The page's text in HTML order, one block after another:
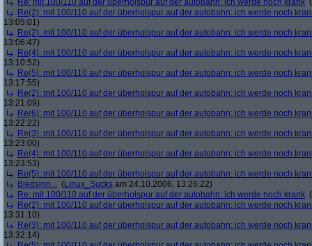
Re: mit 100/110 auf der überholspur auf der autobahn: ich werde noch krank (
Re(2): mit 100/110 auf der überholspur auf der autobahn: ich werde noch
13:05:01)
Re(2): mit 100/110 auf der überholspur auf der autobahn: ich werde noch
13:06:47)
Re(4): mit 100/110 auf der überholspur auf der autobahn: ich werde noch
13:10:52)
Re(5): mit 100/110 auf der überholspur auf der autobahn: ich werde noch
13:17:55)
Re(2): mit 100/110 auf der überholspur auf der autobahn: ich werde noch
13:21:09)
Re(6): mit 100/110 auf der überholspur auf der autobahn: ich werde noch
13:22:22)
Re(3): mit 100/110 auf der überholspur auf der autobahn: ich werde noch
13:23:00)
Re(4): mit 100/110 auf der überholspur auf der autobahn: ich werde noch
13:23:53)
Re(5): mit 100/110 auf der überholspur auf der autobahn: ich werde noch
Bledsinn... (Linux_Sucks am 24.10.2006, 13:26:22)
Re: mit 100/110 auf der überholspur auf der autobahn: ich werde noch krank (
Re(2): mit 100/110 auf der überholspur auf der autobahn: ich werde noch
13:31:10)
Re(3): mit 100/110 auf der überholspur auf der autobahn: ich werde noch
13:32:14)